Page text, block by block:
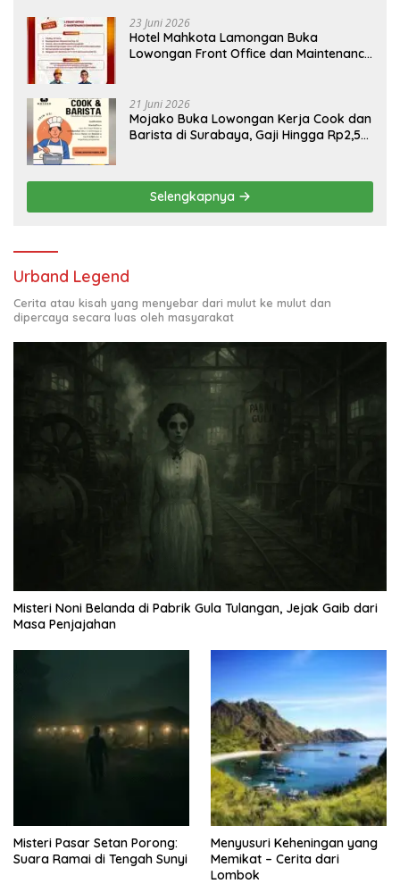
23 Juni 2026
Hotel Mahkota Lamongan Buka
Lowongan Front Office dan Maintenance
21 Juni 2026
Mojako Buka Lowongan Kerja Cook dan
Barista di Surabaya, Gaji Hingga Rp2,5
Selengkapnya
Urband Legend
Cerita atau kisah yang menyebar dari mulut ke mulut dan
dipercaya secara luas oleh masyarakat
Misteri Noni Belanda di Pabrik Gula Tulangan, Jejak Gaib dari
Masa Penjajahan
Misteri Pasar Setan Porong:
Suara Ramai di Tengah Sunyi
Menyusuri Keheningan yang
Memikat – Cerita dari
Lombok